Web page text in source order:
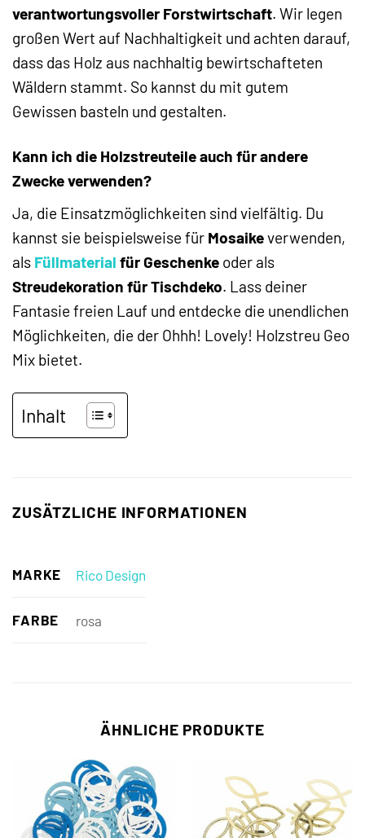
verantwortungsvoller Forstwirtschaft. Wir legen
großen Wert auf Nachhaltigkeit und achten darauf,
dass das Holz aus nachhaltig bewirtschafteten
Wäldern stammt. So kannst du mit gutem
Gewissen basteln und gestalten.
Kann ich die Holzstreuteile auch für andere
Zwecke verwenden?
Ja, die Einsatzmöglichkeiten sind vielfältig. Du
kannst sie beispielsweise für Mosaikeverwenden,
als Füllmaterial für Geschenke oder als
Streudekoration für Tischdeko. Lass deiner
Fantasie freien Lauf und entdecke die unendlichen
Möglichkeiten, die der Ohhh! Lovely! Holzstreu Geo
Mix bietet.
Inhalt
ZUSÄTZLICHE INFORMATIONEN
MARKE Rico Design
FARBE rosa
ÄHNLICHE PRODUKTE